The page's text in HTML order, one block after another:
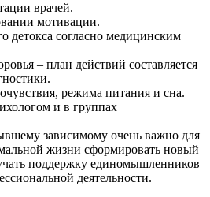
врачей.
мотивации.
детокса согласно медицинским
– план действий составляется
режима питания и сна.
и в группах
зависимому очень важно для
жизни сформировать новый
поддержку единомышленников
деятельности.